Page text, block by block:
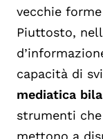
vecchie
Piuttosto,
capacità di
mediatica
strumenti
mettono a